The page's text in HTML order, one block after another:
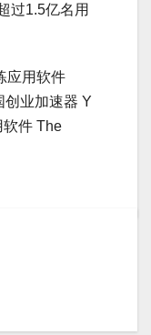
过1.5亿名用
应用软件
创业加速器 Y
软件 The